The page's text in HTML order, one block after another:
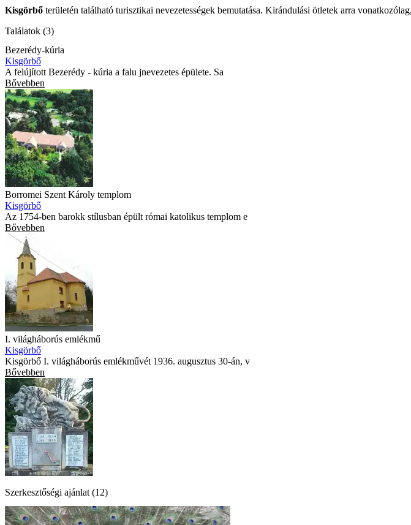
Kisgörbő területén található turisztikai nevezetességek bemutatása. Kirándulási ötletek arra
Találatok (3)
Bezerédy-kúria
Kisgörbő
A felújított Bezerédy - kúria a falu jnevezetes épülete. Sa
Bővebben
Borromei Szent Károly templom
Kisgörbő
Az 1754-ben barokk stílusban épült római katolikus templom e
Bővebben
I. világháborús emlékmű
Kisgörbő
Kisgörbő I. világháborús emlékművét 1936. augusztus 30-án, v
Bővebben
Szerkesztőségi ajánlat (12)